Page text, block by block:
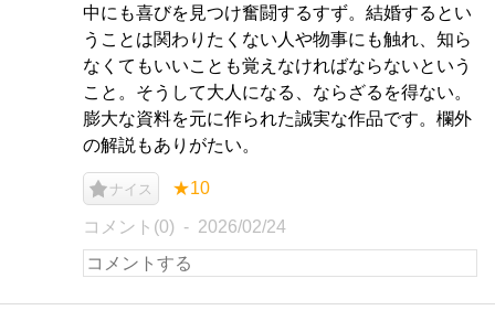
中にも喜びを見つけ奮闘するすず。結婚するとい
うことは関わりたくない人や物事にも触れ、知ら
なくてもいいことも覚えなければならないという
こと。そうして大人になる、ならざるを得ない。
膨大な資料を元に作られた誠実な作品です。欄外
の解説もありがたい。
ナイス ★10
コメント(0) 2026/02/24